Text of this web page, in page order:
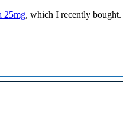
25mg, which I recently bought.